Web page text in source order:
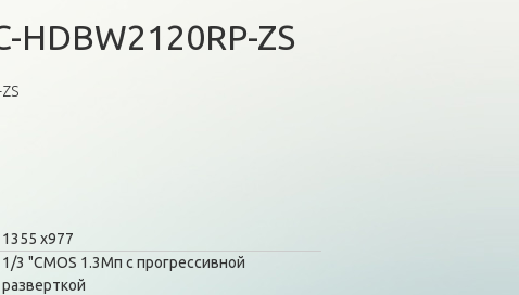
ZS
1355 x977
1/3 "CMOS 1.3Mп с прогрессивной
разверткой